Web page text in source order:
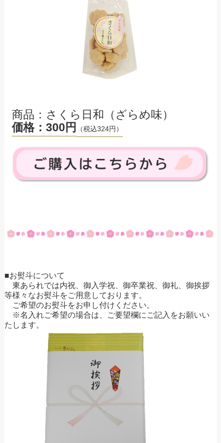
商品：さくら日和（ざらめ味）
価格：300円
（税込324円）
■お熨斗について
東あられでは内祝、御入学祝、御卒業祝、御礼、御挨拶
等様々なお熨斗をご用意しております。
ご希望のお熨斗をお申し付けください。
※名入れご希望の場合は、ご要望欄にご記入をお願いい
たします。